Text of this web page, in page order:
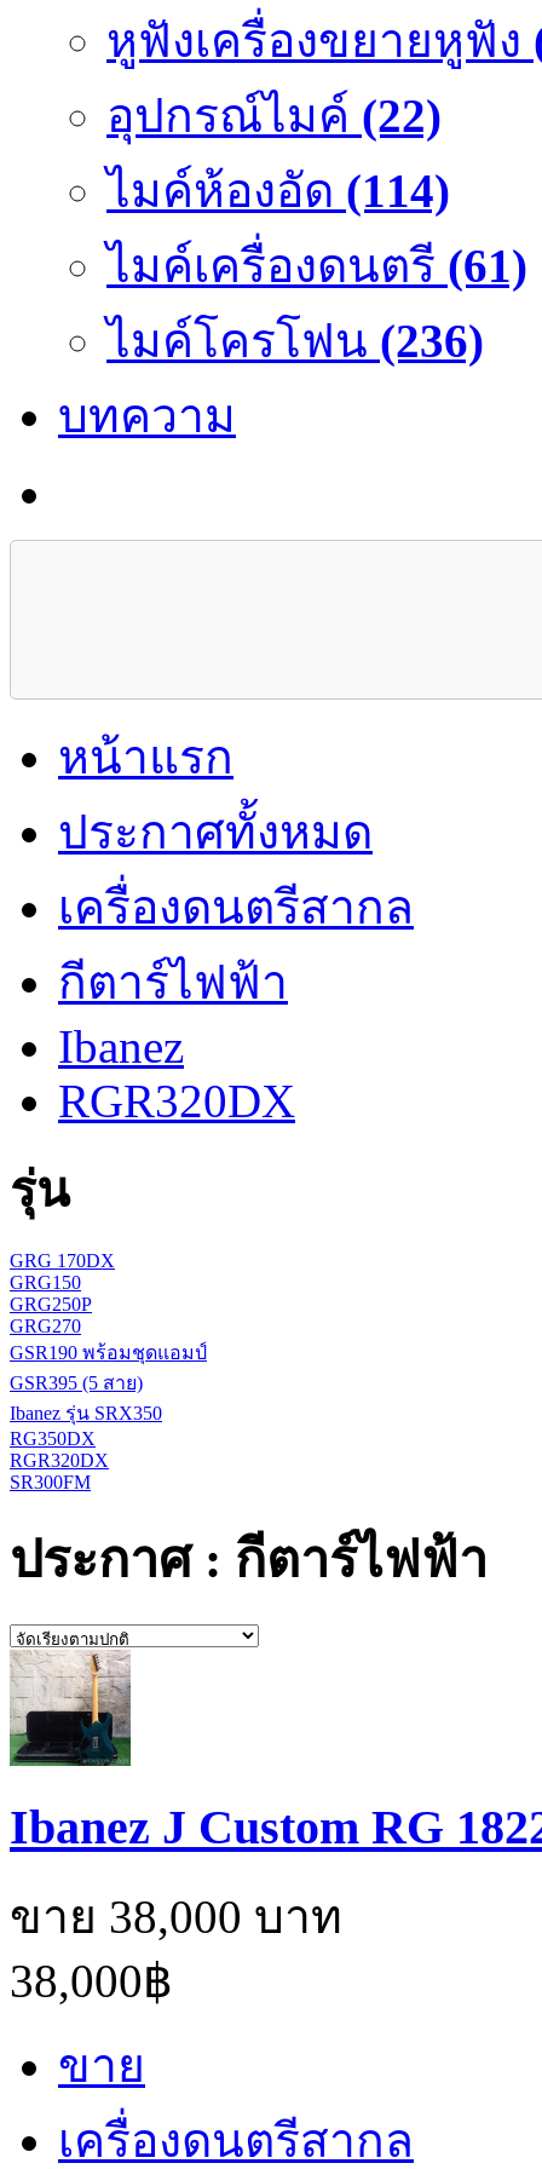
หูฟังเครื่องขยายหูฟัง
อุปกรณ์ไมค์ (22)
ไมค์ห้องอัด (114)
ไมค์เครื่องดนตรี (61)
ไมค์โครโฟน (236)
บทความ
หน้าแรก
ประกาศทั้งหมด
เครื่องดนตรีสากล
กีตาร์ไฟฟ้า
Ibanez
RGR320DX
รุ่น
GRG 170DX
GRG150
GRG250P
GRG270
GSR190 พร้อมชุดแอมป์
GSR395 (5 สาย)
Ibanez รุ่น SRX350
RG350DX
RGR320DX
SR300FM
ประกาศ : กีตาร์ไฟฟ้า
Ibanez J Custom RG
ขาย 38,000 บาท
38,000฿
ขาย
เครื่องดนตรีสากล